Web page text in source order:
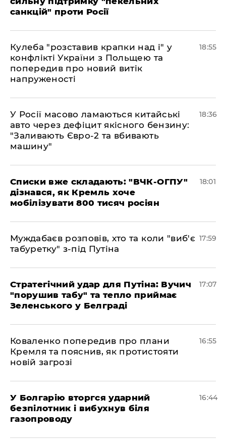
санкцій" проти Росії
Кулеба "розставив крапки над і" у
конфлікті України з Польщею та
попередив про новий витік
напруженості
18:55
У Росії масово ламаються китайські
авто через дефіцит якісного бензину:
"Заливають Євро-2 та вбивають
машину"
18:36
Списки вже складають: "ВЧК-ОГПУ"
дізнався, як Кремль хоче
мобілізувати 800 тисяч росіян
18:01
Муждабаєв розповів, хто та коли "виб'є
табуретку" з-під Путіна
17:59
Стратегічний удар для Путіна: Вучич
"порушив табу" та тепло приймає
Зеленського у Белграді
17:07
Коваленко попередив про плани
Кремля та пояснив, як протистояти
новій загрозі
16:55
У Болгарію вторгся ударний
безпілотник і вибухнув біля
газопроводу
16:44